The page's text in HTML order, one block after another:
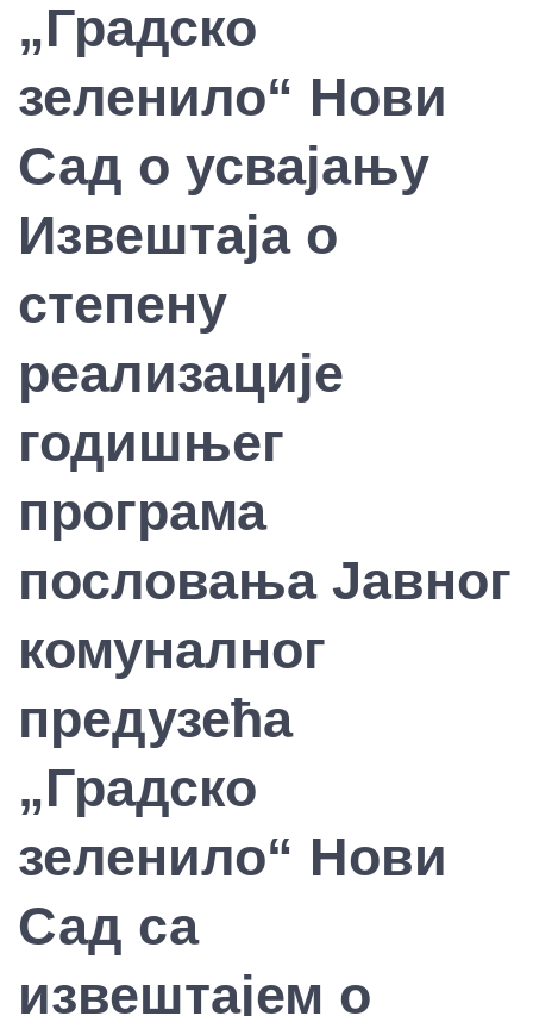
„Градско
зеленило“ Нови
Сад о усвајању
Извештаја о
степену
реализације
годишњег
програма
пословања Јавног
комуналног
предузећа
„Градско
зеленило“ Нови
Сад са
извештајем о